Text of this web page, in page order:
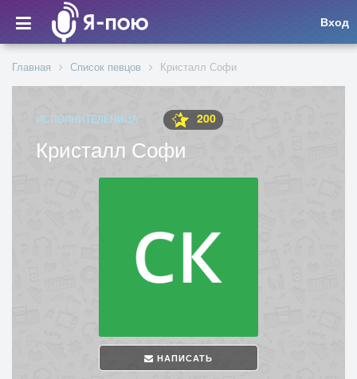
Вход
Главная Список певцов Кристалл Софи
ИСПОЛНИТЕЛЬНИЦА 200
Кристалл Софи
НАПИСАТЬ